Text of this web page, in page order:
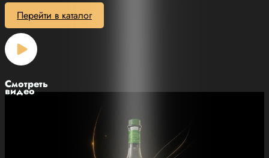
Перейти в каталог
Смотреть
видео